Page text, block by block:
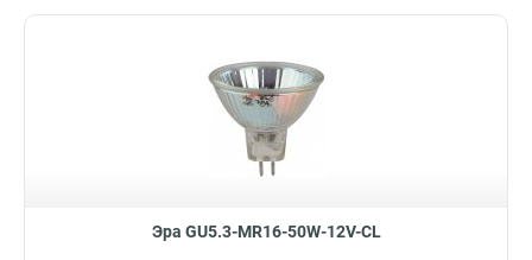
Эра GU5.3-MR16-50W-12V-CL